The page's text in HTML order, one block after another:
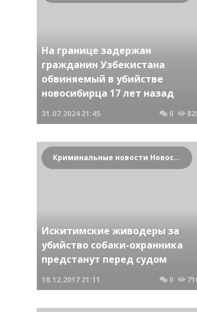
На границе задержан
гражданин Узбекистана
обвиняемый в убийстве
новосибирца 17 лет назад
31.07.2024 21:45 0
Криминальные новости Новосибирска и Сибирского региона
Искитимские живодеры за
убийство собаки-охранника
предстанут перед судом
18.12.2017 21:11 0